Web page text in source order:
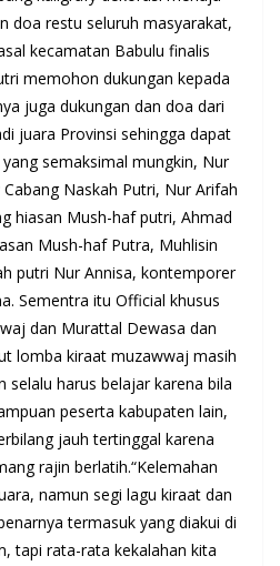
doa restu seluruh masyarakat,
kecamatan Babulu finalis
memohon dukungan kepada
juga dukungan dan doa dari
juara Provinsi sehingga dapat
semaksimal mungkin, Nur
Naskah Putri, Nur Arifah
hiasan Mush-haf putri, Ahmad
Mush-haf Putra, Muhlisin
putri Nur Annisa, kontemporer
Sementra itu Official khusus
dan Murattal Dewasa dan
lomba kiraat muzawwaj masih
selalu harus belajar karena bila
peserta kabupaten lain,
jauh tertinggal karena
rajin berlatih.“Kelemahan
namun segi lagu kiraat dan
termasuk yang diakui di
tapi rata-rata kekalahan kita